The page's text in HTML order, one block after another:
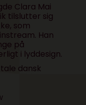
Clara Mai
tilslutter sig
som
Han
på
i lyddesign.
dansk